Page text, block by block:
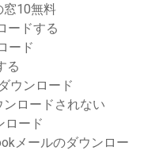
窓10無料
ードする
ード
る
ウンロード
ロードされない
ロード
メールのダウンロー